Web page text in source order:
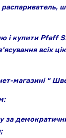
і купити Pfaff
всіх
магазині "
за